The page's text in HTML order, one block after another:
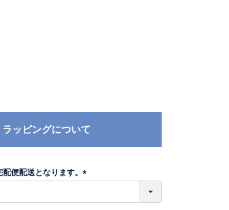
ッピングについて
便配送となります。